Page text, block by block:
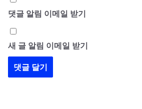
댓글 알림 이메일 받기
새 글 알림 이메일 받기